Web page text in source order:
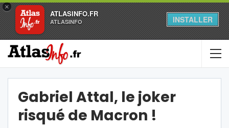
×
ATLASINFO.FR
ATLASINFO INSTALLER
Gabriel Attal, le joker
risqué de Macron !